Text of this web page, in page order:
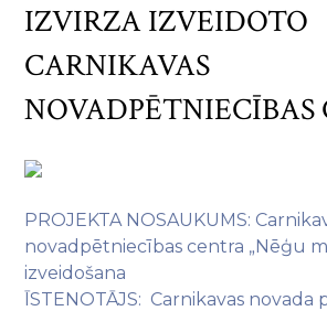
IZVIRZA IZVEIDOTO
CARNIKAVAS
NOVADPĒTNIECĪBAS
PROJEKTA NOSAUKUMS:
novadpētniecības centra „Nēģu
izveidošana
ĪSTENOTĀJS: Carnikavas novada